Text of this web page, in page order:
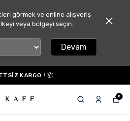
görmek ve online alışveriş
veya bölgeyi seçin.
Devam
KARGO ! 📦
0